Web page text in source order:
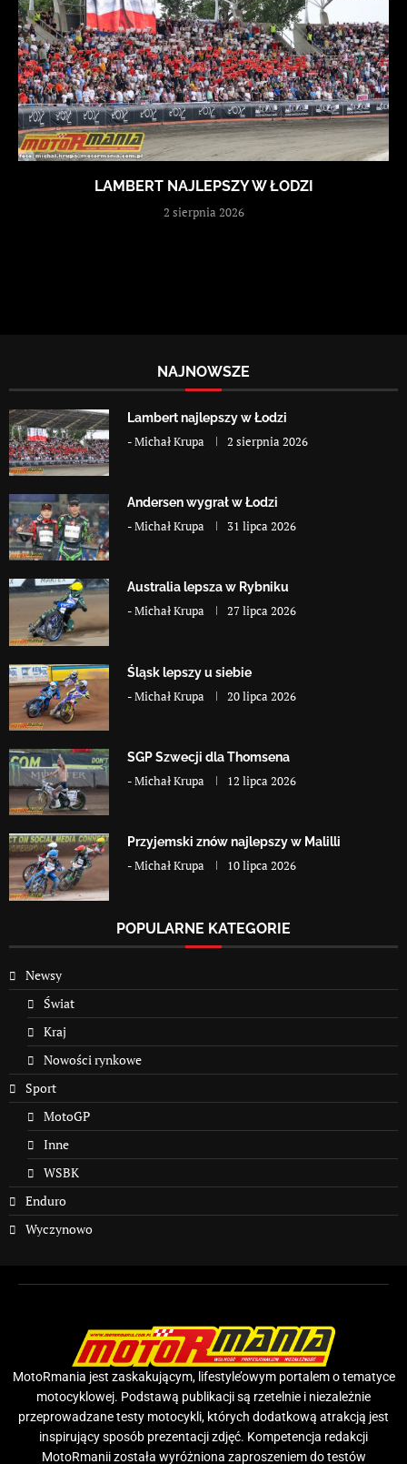
LAMBERT NAJLEPSZY W ŁODZI
2 sierpnia 2026
NAJNOWSZE
Lambert najlepszy w Łodzi
-Michał Krupa 2 sierpnia 2026
Andersen wygrał w Łodzi
-Michał Krupa 31 lipca 2026
Australia lepsza w Rybniku
-Michał Krupa 27 lipca 2026
Śląsk lepszy u siebie
-Michał Krupa 20 lipca 2026
SGP Szwecji dla Thomsena
-Michał Krupa 12 lipca 2026
Przyjemski znów najlepszy w Malilli
-Michał Krupa 10 lipca 2026
POPULARNE KATEGORIE
Newsy
Świat
Kraj
Nowości rynkowe
Sport
MotoGP
Inne
WSBK
Enduro
Wyczynowo
MotoRmania jest zaskakującym, lifestyle’owym portalem o tematyce
motocyklowej. Podstawą publikacji są rzetelnie i niezależnie
przeprowadzane testy motocykli, których dodatkową atrakcją jest
inspirujący sposób prezentacji zdjęć. Kompetencja redakcji
MotoRmanii została wyróżniona zaproszeniem do testów